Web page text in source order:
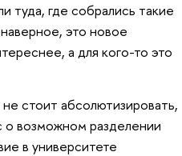
туда, где собрались такие
это новое
а для кого-то это
стоит абсолютизировать,
о возможном разделении
в университете